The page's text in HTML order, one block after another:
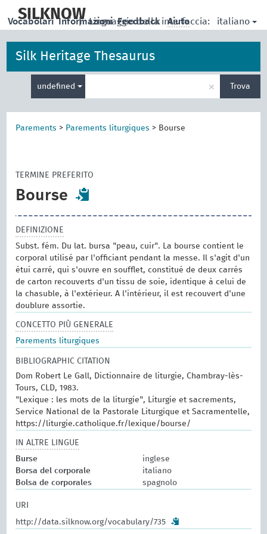
main
SILKNOW
| Linguaggio della interfaccia: italiano
Vocabolari Informazioni Feedback Aiuto
Silk Heritage Thesaurus
undefined
per
la
× Trova
Parements > Parements liturgiques > Bourse
TERMINE PREFERITO
Bourse
DEFINIZIONE
Subst. fém. Du lat. bursa "peau, cuir". La bourse contient le
corporal utilisé par l'officiant pendant la messe. Il s'agit d'un
étui carré, qui s'ouvre en soufflet, constitué de deux carrés
de carton recouverts d'un tissu de soie, identique à celui de
la chasuble, à l'extérieur. A l'intérieur, il est recouvert d'une
doublure assortie.
CONCETTO PIÙ GENERALE
Parements liturgiques
BIBLIOGRAPHIC CITATION
Dom Robert Le Gall, Dictionnaire de liturgie, Chambray-lès-
Tours, CLD, 1983.
"Lexique : les mots de la liturgie", Liturgie et sacrements,
Service National de la Pastorale Liturgique et Sacramentelle,
https://liturgie.catholique.fr/lexique/bourse/
IN ALTRE LINGUE
Burse
inglese
Borsa del corporale
italiano
Bolsa de corporales
spagnolo
URI
http://data.silknow.org/vocabulary/735